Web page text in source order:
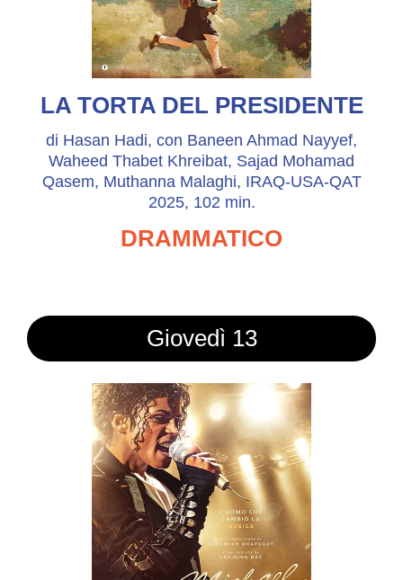
LA TORTA DEL PRESIDENTE
di Hasan Hadi, con Baneen Ahmad Nayyef,
Waheed Thabet Khreibat, Sajad Mohamad
Qasem, Muthanna Malaghi, IRAQ-USA-QAT
2025, 102 min.
DRAMMATICO
Giovedì 13